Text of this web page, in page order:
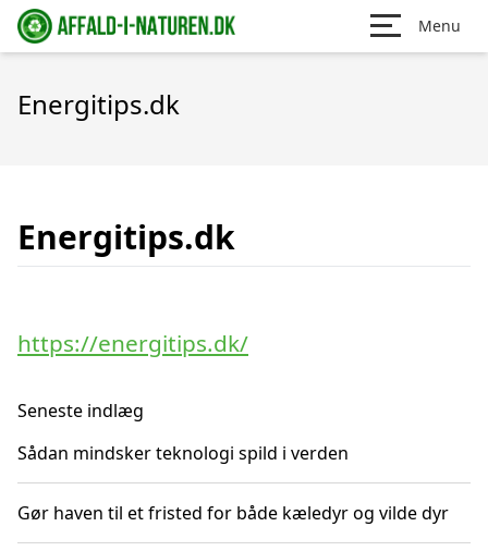
Menu
Energitips.dk
Energitips.dk
https://energitips.dk/
Seneste indlæg
Sådan mindsker teknologi spild i verden
Gør haven til et fristed for både kæledyr og vilde dyr